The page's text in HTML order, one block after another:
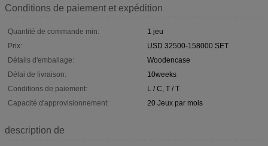
Conditions de paiement et expédition
Quantité de commande min:
1 jeu
Prix:
USD 32500-158000 SET
Détails d'emballage:
Woodencase
Délai de livraison:
10weeks
Conditions de paiement:
L / C, T / T
Capacité d'approvisionnement:
20 Jeux par mois
description de